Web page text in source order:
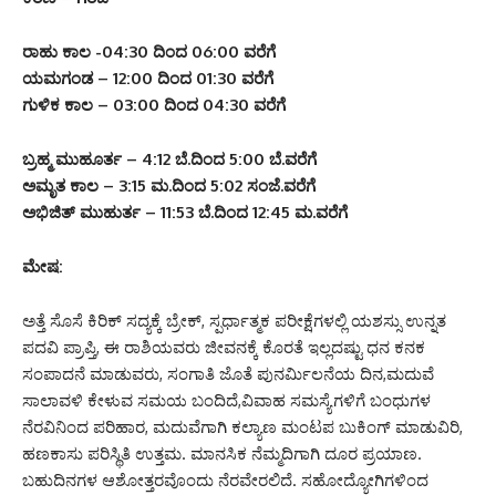
ರಾಹು ಕಾಲ -04:30 ದಿಂದ 06:00 ವರೆಗೆ
ಯಮಗಂಡ – 12:00 ದಿಂದ 01:30 ವರೆಗೆ
ಗುಳಿಕ ಕಾಲ – 03:00 ದಿಂದ 04:30 ವರೆಗೆ
ಬ್ರಹ್ಮ ಮುಹೂರ್ತ – 4:12 ಬೆ.ದಿಂದ 5:00 ಬೆ.ವರೆಗೆ
ಅಮೃತ ಕಾಲ – 3:15 ಮ.ದಿಂದ 5:02 ಸಂಜೆ.ವರೆಗೆ
ಅಭಿಜಿತ್ ಮುಹುರ್ತ – 11:53 ಬೆ.ದಿಂದ 12:45 ಮ.ವರೆಗೆ
ಮೇಷ:
ಅತ್ತೆ ಸೊಸೆ ಕಿರಿಕ್ ಸದ್ಯಕ್ಕೆ ಬ್ರೇಕ್, ಸ್ಪರ್ಧಾತ್ಮಕ ಪರೀಕ್ಷೆಗಳಲ್ಲಿ ಯಶಸ್ಸು ಉನ್ನತ
ಪದವಿ ಪ್ರಾಪ್ತಿ, ಈ ರಾಶಿಯವರು ಜೀವನಕ್ಕೆ ಕೊರತೆ ಇಲ್ಲದಷ್ಟು ಧನ ಕನಕ
ಸಂಪಾದನೆ ಮಾಡುವರು, ಸಂಗಾತಿ ಜೊತೆ ಪುನರ್ಮಿಲನೆಯ ದಿನ,ಮದುವೆ
ಸಾಲಾವಳಿ ಕೇಳುವ ಸಮಯ ಬಂದಿದೆ,ವಿವಾಹ ಸಮಸ್ಯೆಗಳಿಗೆ ಬಂಧುಗಳ
ನೆರವಿನಿಂದ ಪರಿಹಾರ, ಮದುವೆಗಾಗಿ ಕಲ್ಯಾಣ ಮಂಟಪ ಬುಕಿಂಗ್ ಮಾಡುವಿರಿ,
ಹಣಕಾಸು ಪರಿಸ್ಥಿತಿ ಉತ್ತಮ. ಮಾನಸಿಕ ನೆಮ್ಮದಿಗಾಗಿ ದೂರ ಪ್ರಯಾಣ.
ಬಹುದಿನಗಳ ಆಶೋತ್ತರವೊಂದು ನೆರವೇರಲಿದೆ. ಸಹೋದ್ಯೋಗಿಗಳಿಂದ